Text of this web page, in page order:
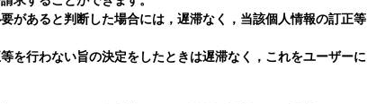
があると判断した場合には，遅滞なく，当該個人情報の訂正等
を行わない旨の決定をしたときは遅滞なく，これをユーザーに